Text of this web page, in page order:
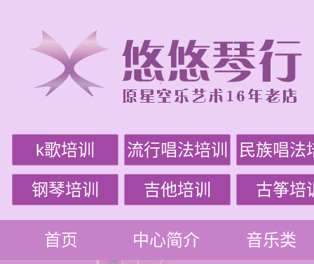
k歌培训 流行唱法培训 民族唱法
钢琴培训 吉他培训 古筝培
首页 中心简介 音乐类